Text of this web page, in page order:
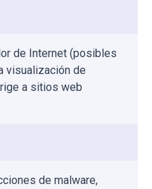
de Internet (posibles
visualización de
a sitios web
de malware,